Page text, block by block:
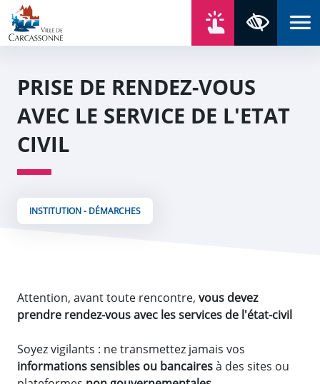
Aller au contenu
Aller au menu
Aller au plan du site
Aller à la recherche
PRISE DE RENDEZ-VOUS
AVEC LE SERVICE DE L'ETAT
CIVIL
INSTITUTION - DÉMARCHES
Attention, avant toute rencontre, vous devez
prendre rendez-vous avec les services de l'état-civil
Soyez vigilants : ne transmettez jamais vos
informations sensibles ou bancairesà des sites ou
Panneau de gestion des cookies